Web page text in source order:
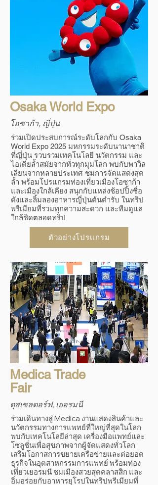
Osaka World Expo
โอซาก้า, ญี่ปุ่น
ร่วมเปิดประสบการณ์ระดับโลกกับ Osaka
World Expo 2025 มหกรรมระดับนานาชาติ
ที่ญี่ปุ่น รวบรวมเทคโนโลยี นวัตกรรม และ
ไอเดียล้ำสมัยจากทั่วทุกมุมโลก พบกับพาวิล
เลียนจากหลายประเทศ ชมการจัดแสดงสุด
ล้ำ พร้อมโปรแกรมท่องเที่ยวเมืองโอซาก้า
และเมืองใกล้เคียง สนุกกับแหล่งช้อปปิ้งชื่อ
ดังและลิ้มลองอาหารญี่ปุ่นต้นตำรับ ในทริป
พรีเมียมที่รวมทุกความสะดวก และทีมดูแล
ใกล้ชิดตลอดทริป
ตัวอย่างโปรเเกรม
Medica Trade
Fair
ดุสเซลดอร์ฟ, เยอรมนี
ร่วมเดินทางสู่ Medica งานแสดงสินค้าและ
นวัตกรรมทางการแพทย์ที่ใหญ่ที่สุดในโลก
พบกับเทคโนโลยีล่าสุด เครื่องมือแพทย์และ
โซลูชั่นเพื่อสุขภาพจากผู้จัดแสดงทั่วโลก
เสริมโอกาสการขยายเครือข่ายและต่อยอด
ธุรกิจในอุตสาหกรรมการแพทย์ พร้อมท่อง
เที่ยวเยอรมนี ชมเมืองสวยสุดคลาสสิก และ
อิ่มอร่อยกับอาหารยุโรปในทริปพรีเมียมที่